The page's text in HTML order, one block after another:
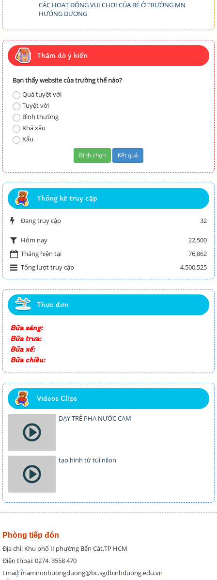
CÁC HOẠT ĐỘNG VUI CHƠI CỦA BÉ Ở TRƯỜNG MN
HƯỚNG DƯƠNG
Thăm dò ý kiến
Bạn thấy website của trường thế nào?
Quá tuyệt vời
Tuyệt vời
Bình thường
Khá xấu
Xấu
Thống kê truy cập
Đang truy cập 32
Hôm nay
22,500
Tháng hiện tại
76,862
Tổng lượt truy cập
4,500,525
Thực đơn
Bữa sáng:
Bữa trưa:
Bữa xế:
Bữa chiều:
Videos Clips
DẠY TRẺ PHA NƯỚC CAM
tạo hình từ túi nilon
Phòng tiếp đón
Địa chỉ: Khu phố II phường Bến Cát,TP HCM
Điện thoại: 0274. 3558 470
Email: mamnonhuongduong@bc.sgdbinhduong.edu.vn